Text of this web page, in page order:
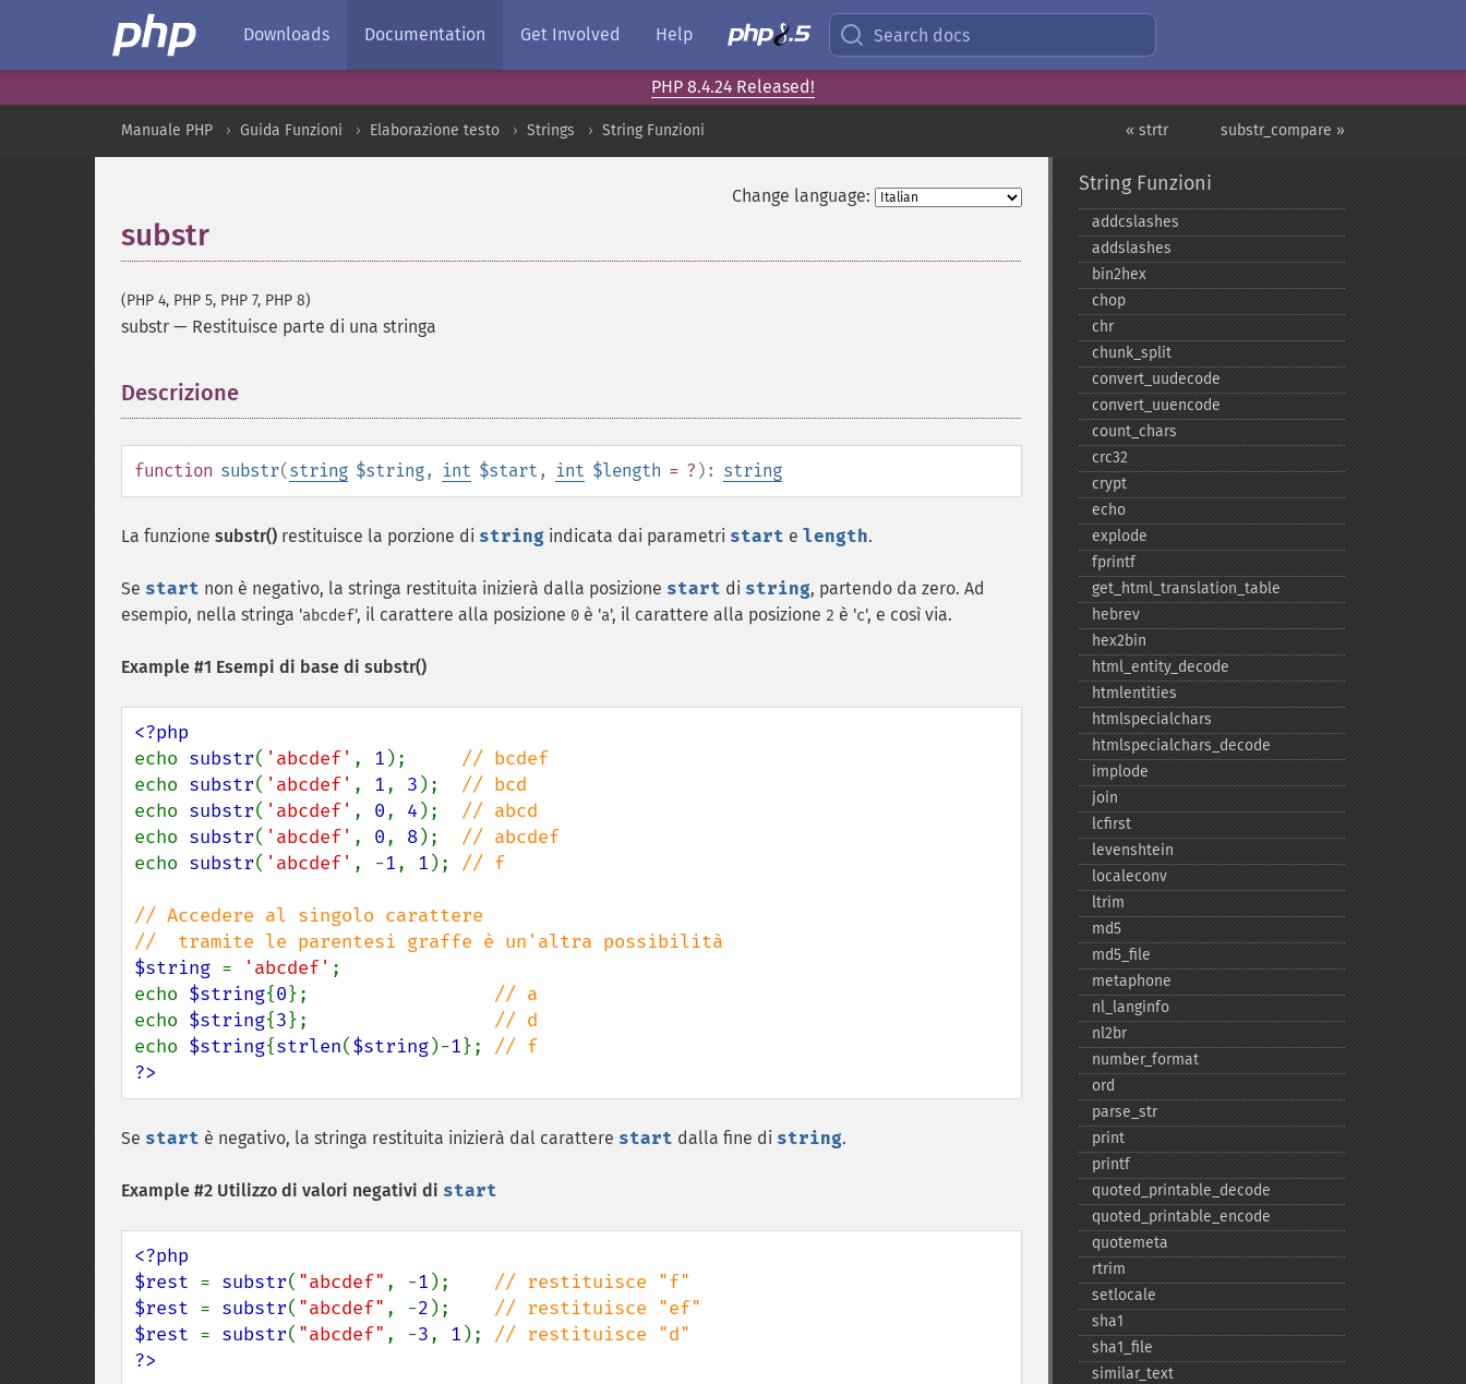
Downloads Documentation Get Involved Help Search docs
PHP 8.4.24 Released!
substr_compare »
« strtr
Manuale PHP Guida Funzioni Elaborazione testo Strings String Funzioni
Change language:
substr
(PHP 4, PHP 5, PHP 7, PHP 8)
substr — Restituisce parte di una stringa
Descrizione
function substr(string $string, int $start , int $length = ? ): string
La funzione substr() restituisce la porzione di string indicata dai parametri start e length.
Se start non è negativo, la stringa restituita inizierà dalla posizione start di string, partendo da zero. Ad
esempio, nella stringa 'abcdef', il carattere alla posizione 0 è 'a', il carattere alla posizione 2 è 'c', e così via.
Example #1 Esempi di base di substr()
echo substr( 'abcdef' , 1 );
echo substr( 'abcdef' , 1, 3 );
echo substr( 'abcdef' , 0, 4 );
echo substr( 'abcdef' , 0, 8);
echo substr( 'abcdef' , -1, 1 ); // f
// Accedere al singolo carattere
$string = 'abcdef' ;
echo $string{0};
echo $string{3};
echo $string{strlen($string)-1};
?>
Se start è negativo, la stringa restituita inizierà dal carattere start dalla fine di string.
Example #2 Utilizzo di valori negativi di start
<?php
$rest = substr( "abcdef" , -1 );
$rest = substr( "abcdef" , -2 );
$rest = substr( "abcdef" , -3, 1 );
?>
String Funzioni
addcslashes
addslashes
bin2hex
chop
chr
chunk_​split
convert_​uudecode
convert_​uuencode
count_​chars
crc32
crypt
echo
explode
fprintf
get_​html_​translation_​table
hebrev
hex2bin
html_​entity_​decode
htmlentities
htmlspecialchars
htmlspecialchars_​decode
implode
join
lcfirst
levenshtein
localeconv
ltrim
md5
md5_​file
metaphone
nl_​langinfo
nl2br
number_​format
ord
parse_​str
print
printf
quoted_​printable_​decode
quoted_​printable_​encode
quotemeta
rtrim
setlocale
sha1
sha1_​file
similar_​text